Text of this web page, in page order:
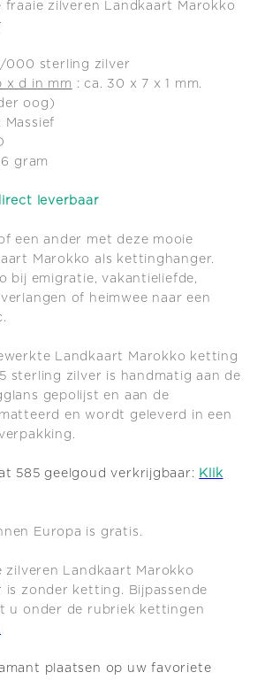
fraaie zilveren Landkaart Marokko
000 sterling zilver
x d in mm : ca. 30 x 7 x 1 mm.
oog)
: Massief
gram
leverbaar
een ander met deze mooie
Marokko als kettinghanger.
bij emigratie, vakantieliefde,
of heimwee naar een
Landkaart Marokko ketting
sterling zilver is handmatig aan de
gepolijst en aan de
en wordt geleverd in een
585 geelgoud verkrijgbaar: Klik
Europa is gratis.
zilveren Landkaart Marokko
is zonder ketting. Bijpassende
u onder de rubriek kettingen
plaatsen op uw favoriete